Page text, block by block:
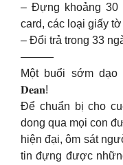
– Đựng khoảng 30
card, các loại giấy tờ
– Đổi trả trong 33
———
Một buổi sớm dạo
𝐃𝐞𝐚𝐧!
Để chuẩn bị cho
dong qua mọi con
hiện đại, ôm sát
tin đựng được